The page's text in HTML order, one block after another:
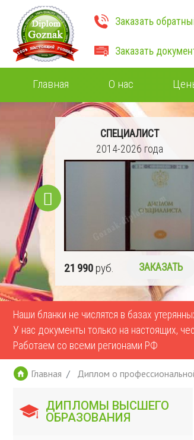
Заказать
Заказать
Главная О нас
СПЕЦИАЛИСТ
2014-2026 года
19 990 руб. ЗАКАЗАТЬ
Наши бланки не числятся в базах
У нас документы только на настоящих,
Работаем со всеми регионами РФ
Главная Диплом о
ДИПЛОМЫ ВЫСШЕГО
ОБРАЗОВАНИЯ